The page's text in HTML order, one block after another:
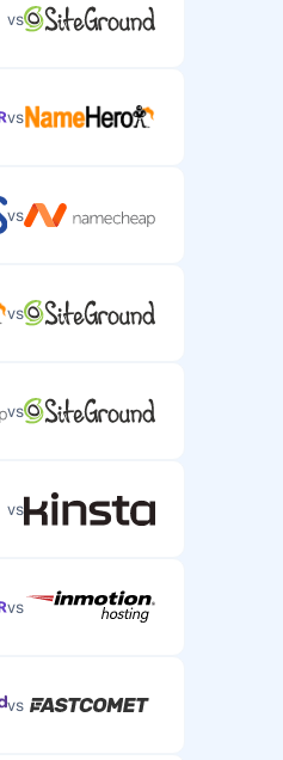
skubiems serverio
telefonu
serverio talpinimo
vs
vs
vs
vs
vs
vs
vs
vs